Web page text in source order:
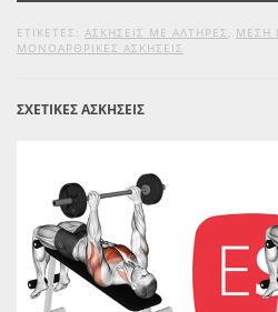
ΕΤΙΚΕΤΕΣ: ΑΣΚΉΣΕΙΣ ΜΕ ΑΛΤΉΡΕΣ , ΜΈΣΗ
ΜΟΝΟΑΡΘΡΙΚΈΣ ΑΣΚΉΣΕΙΣ
ΣΧΕΤΙΚΕΣ ΑΣΚΗΣΕΙΣ